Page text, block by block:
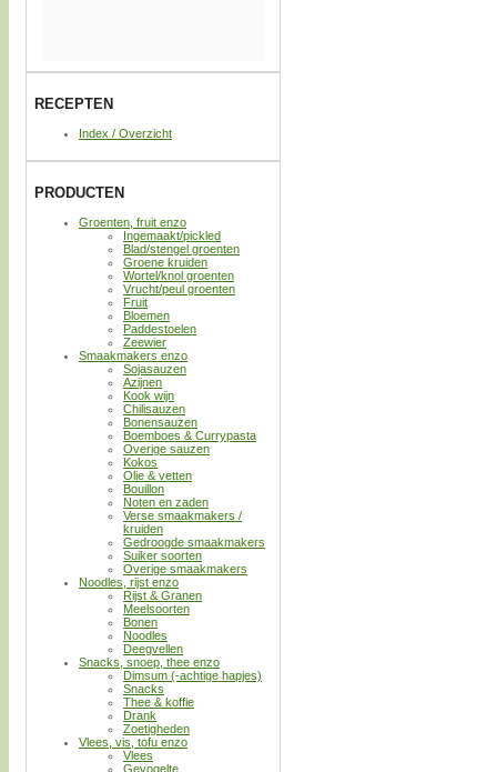
RECEPTEN
Index / Overzicht
PRODUCTEN
Groenten, fruit enzo
Ingemaakt/pickled
Blad/stengel groenten
Groene kruiden
Wortel/knol groenten
Vrucht/peul groenten
Fruit
Bloemen
Paddestoelen
Zeewier
Smaakmakers enzo
Sojasauzen
Azijnen
Kook wijn
Chilisauzen
Bonensauzen
Boemboes & Currypasta
Overige sauzen
Kokos
Olie & vetten
Bouillon
Noten en zaden
Verse smaakmakers /
kruiden
Gedroogde smaakmakers
Suiker soorten
Overige smaakmakers
Noodles, rijst enzo
Rijst & Granen
Meelsoorten
Bonen
Noodles
Deegvellen
Snacks, snoep, thee enzo
Dimsum (-achtige hapjes)
Snacks
Thee & koffie
Drank
Zoetigheden
Vlees, vis, tofu enzo
Vlees
Gevogelte